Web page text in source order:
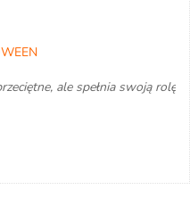
ale spełnia swoją rolę.